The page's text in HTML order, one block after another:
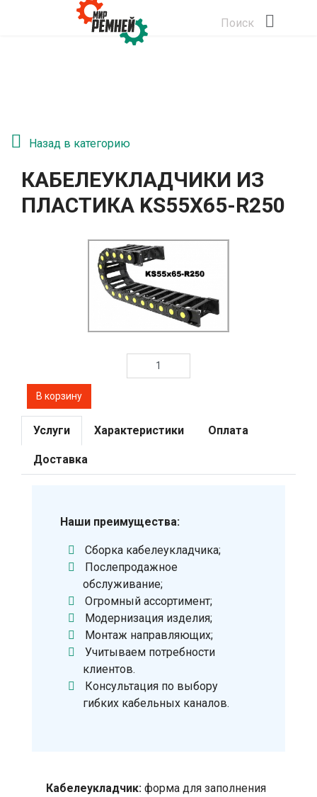
Поиск
Назад в категорию
КАБЕЛЕУКЛАДЧИКИ ИЗ
ПЛАСТИКА KS55Х65-R250
Услуги Характеристики Оплата
Доставка
Наши преимущества:
Сборка кабелеукладчика;
Послепродажное
обслуживание;
Огромный ассортимент;
Модернизация изделия;
Монтаж направляющих;
Учитываем потребности
клиентов.
Консультация по выбору
гибких кабельных каналов.
Кабелеукладчик: форма для заполнения